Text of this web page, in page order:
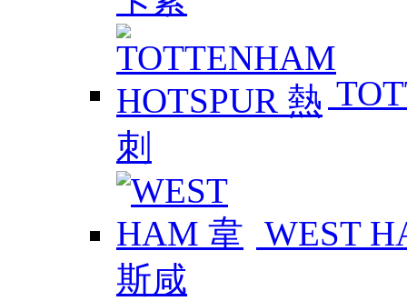
WEST